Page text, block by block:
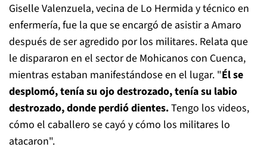
Giselle Valenzuela, vecina de Lo Hermida y técnico en
enfermería, fue la que se encargó de asistir a Amaro
después de ser agredido por los militares. Relata que
le dispararon en el sector de Mohicanos con Cuenca,
mientras estaban manifestándose en el lugar. "Él se
desplomó, tenía su ojo destrozado, tenía su labio
destrozado, donde perdió dientes.Tengo los videos,
cómo el caballero se cayó y cómo los militares lo
atacaron".